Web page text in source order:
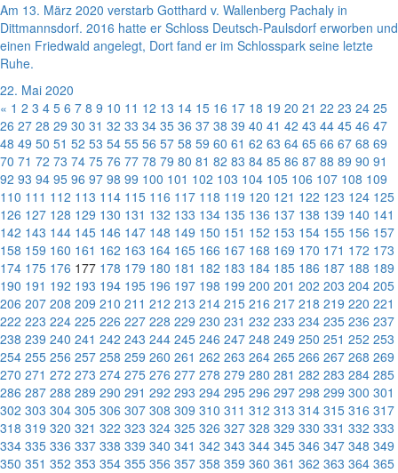
Am 13. März 2020 verstarb Gotthard v. Wallenberg Pachaly in
Dittmannsdorf. 2016 hatte er Schloss Deutsch-Paulsdorf erworben und
einen Friedwald angelegt, Dort fand er im Schlosspark seine letzte
Ruhe.
22. Mai 2020
« 1 2 3 4 5 6 7 8 9 10 11 12 13 14 15 16 17 18 19 20 21 22 23 24 25
26 27 28 29 30 31 32 33 34 35 36 37 38 39 40 41 42 43 44 45 46 47
48 49 50 51 52 53 54 55 56 57 58 59 60 61 62 63 64 65 66 67 68 69
70 71 72 73 74 75 76 77 78 79 80 81 82 83 84 85 86 87 88 89 90 91
92 93 94 95 96 97 98 99 100 101 102 103 104 105 106 107 108 109
110 111 112 113 114 115 116 117 118 119 120 121 122 123 124 125
126 127 128 129 130 131 132 133 134 135 136 137 138 139 140 141
142 143 144 145 146 147 148 149 150 151 152 153 154 155 156 157
158 159 160 161 162 163 164 165 166 167 168 169 170 171 172 173
174 175 176 177 178 179 180 181 182 183 184 185 186 187 188 189
190 191 192 193 194 195 196 197 198 199 200 201 202 203 204 205
206 207 208 209 210 211 212 213 214 215 216 217 218 219 220 221
222 223 224 225 226 227 228 229 230 231 232 233 234 235 236 237
238 239 240 241 242 243 244 245 246 247 248 249 250 251 252 253
254 255 256 257 258 259 260 261 262 263 264 265 266 267 268 269
270 271 272 273 274 275 276 277 278 279 280 281 282 283 284 285
286 287 288 289 290 291 292 293 294 295 296 297 298 299 300 301
302 303 304 305 306 307 308 309 310 311 312 313 314 315 316 317
318 319 320 321 322 323 324 325 326 327 328 329 330 331 332 333
334 335 336 337 338 339 340 341 342 343 344 345 346 347 348 349
350 351 352 353 354 355 356 357 358 359 360 361 362 363 364 365